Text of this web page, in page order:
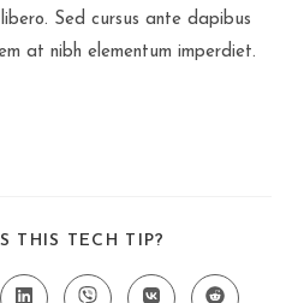
Sed cursus ante dapibus
at nibh elementum imperdiet.
THIS TECH TIP?
CONTENT